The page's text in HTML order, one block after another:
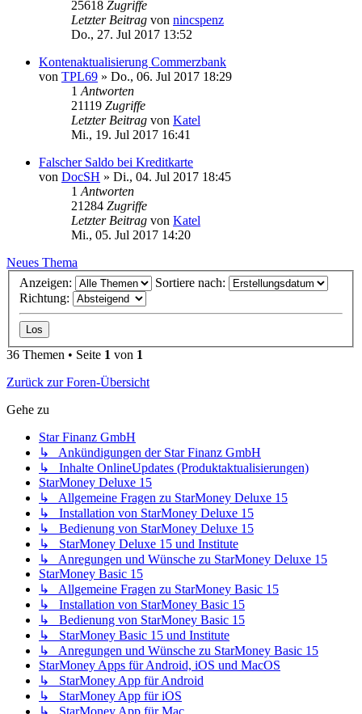
25618 Zugriffe
Letzter Beitrag von nincspenz
Do., 27. Jul 2017 13:52
Kontenaktualisierung Commerzbank
von TPL69 » Do., 06. Jul 2017 18:29
1 Antworten
21119 Zugriffe
Letzter Beitrag von Katel
Mi., 19. Jul 2017 16:41
Falscher Saldo bei Kreditkarte
von DocSH » Di., 04. Jul 2017 18:45
1 Antworten
21284 Zugriffe
Letzter Beitrag von Katel
Mi., 05. Jul 2017 14:20
Neues Thema
Anzeigen:
Sortiere nach:
Richtung:
36 Themen • Seite 1 von 1
Zurück zur Foren-Übersicht
Gehe zu
Star Finanz GmbH
↳ Ankündigungen der Star Finanz GmbH
↳ Inhalte OnlineUpdates (Produktaktualisierungen)
StarMoney Deluxe 15
↳ Allgemeine Fragen zu StarMoney Deluxe 15
↳ Installation von StarMoney Deluxe 15
↳ Bedienung von StarMoney Deluxe 15
↳ StarMoney Deluxe 15 und Institute
↳ Anregungen und Wünsche zu StarMoney Deluxe 15
StarMoney Basic 15
↳ Allgemeine Fragen zu StarMoney Basic 15
↳ Installation von StarMoney Basic 15
↳ Bedienung von StarMoney Basic 15
↳ StarMoney Basic 15 und Institute
↳ Anregungen und Wünsche zu StarMoney Basic 15
StarMoney Apps für Android, iOS und MacOS
↳ StarMoney App für Android
↳ StarMoney App für iOS